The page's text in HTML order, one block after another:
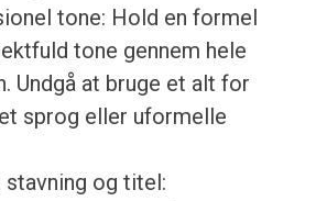
tone: Hold en formel
tone gennem hele
Undgå at bruge et alt for
sprog eller uformelle
stavning og titel: